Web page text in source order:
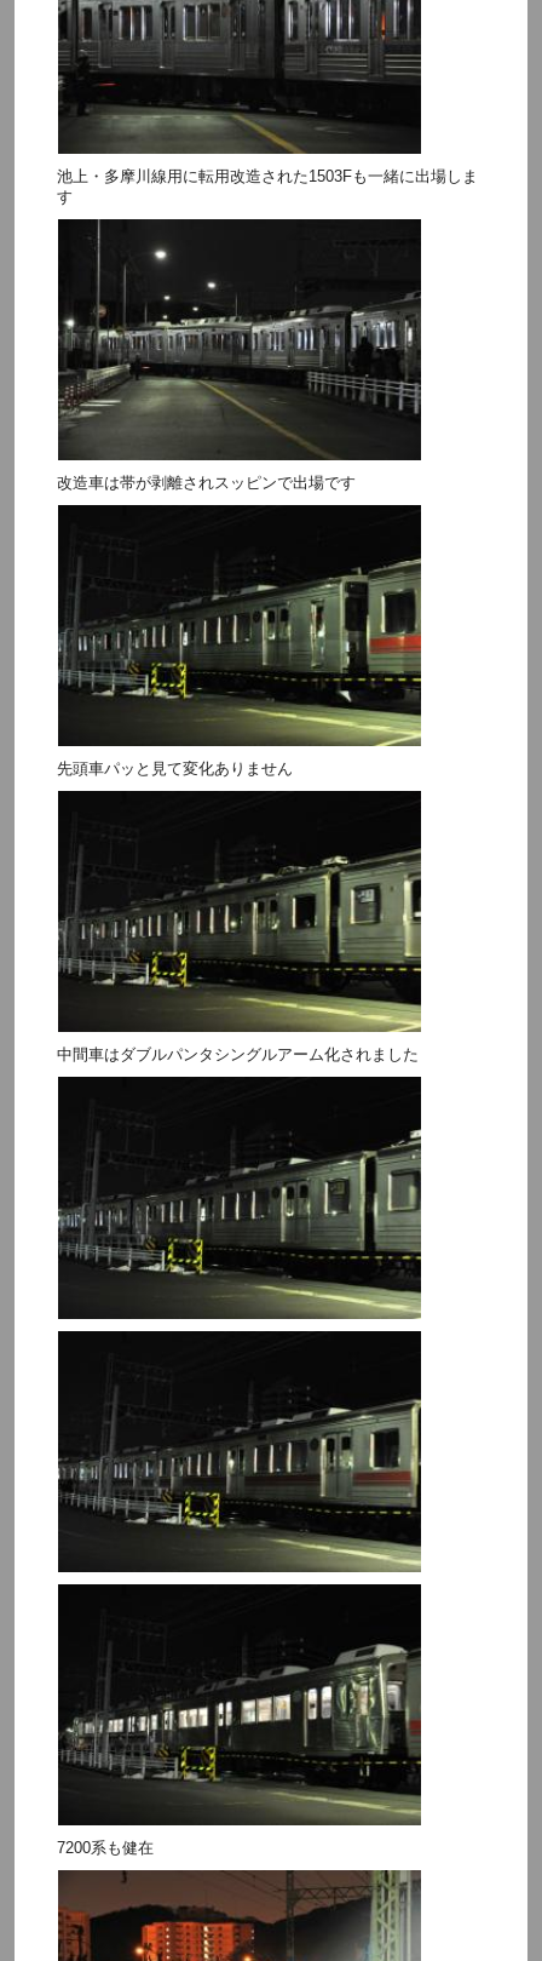
池上・多摩川線用に転用改造された1503Fも一緒に出場しま
す
改造車は帯が剥離されスッピンで出場です
先頭車パッと見て変化ありません
中間車はダブルパンタシングルアーム化されました
7200系も健在